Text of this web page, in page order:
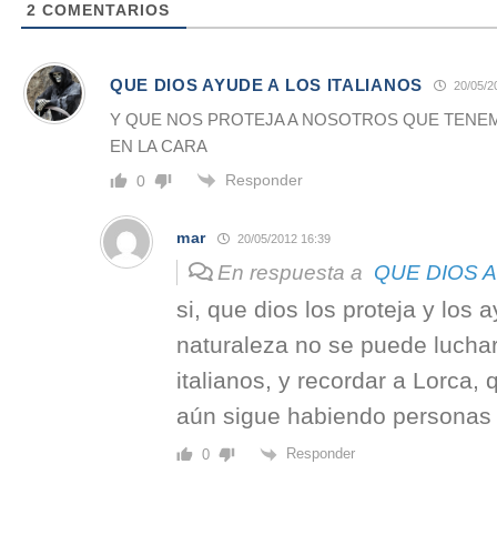
2 COMENTARIOS
QUE DIOS AYUDE A LOS ITALIANOS 20/05/
Y QUE NOS PROTEJA A NOSOTROS QUE
EN LA CARA
0 Responder
mar 20/05/2012 16:39
En respuesta a QUE DIOS
si, que dios los proteja y los
naturaleza no se puede
italianos, y recordar a Lorca,
aún sigue habiendo
0 Responder